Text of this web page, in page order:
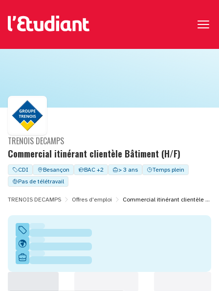
Commercial itinérant clientèle Bâtiment (H/F)
TRENOIS DECAMPS
CDI Besançon BAC +2 > 3 ans
Temps plein
Pas de télétravail
TRENOIS DECAMPS Offres d'emploi Commercial itinérant clientèle Bâtiment (H/F)